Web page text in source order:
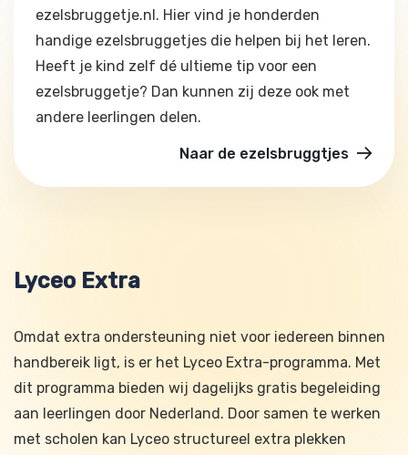
ezelsbruggetje.nl. Hier vind je honderden
handige ezelsbruggetjes die helpen bij het leren.
Heeft je kind zelf dé ultieme tip voor een
ezelsbruggetje? Dan kunnen zij deze ook met
andere leerlingen delen.
Naar de ezelsbruggtjes
Lyceo Extra
Omdat extra ondersteuning niet voor iedereen binnen
handbereik ligt, is er het Lyceo Extra-programma. Met
dit programma bieden wij dagelijks gratis begeleiding
aan leerlingen door Nederland. Door samen te werken
met scholen kan Lyceo structureel extra plekken